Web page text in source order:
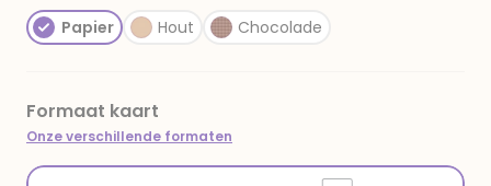
Papier Hout Chocolade
Formaat kaart
Onze verschillende formaten